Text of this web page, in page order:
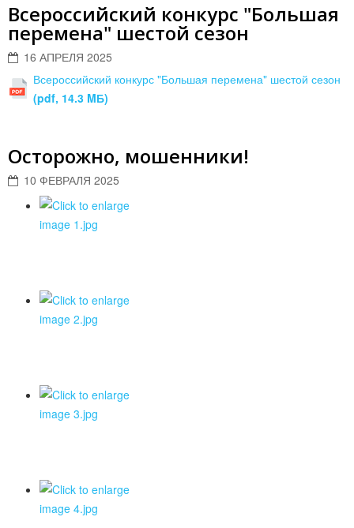
Всероссийский конкурс "Большая
перемена" шестой сезон
16 АПРЕЛЯ 2025
Всероссийский конкурс "Большая перемена" шестой сезон
(pdf, 14.3 MБ)
Осторожно, мошенники!
10 ФЕВРАЛЯ 2025